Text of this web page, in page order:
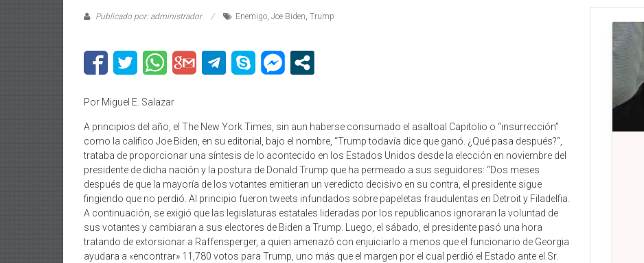
Publicado por: administrador Enemigo, Joe Biden, Trump
Por Miguel E. Salazar
A principios del año, el The New York Times, sin aun haberse consumado el asaltoal Capitolio o “insurrección”
como la califico Joe Biden, en su editorial, bajo el nombre, “Trump todavía dice que ganó. ¿Qué pasa después?“,
trataba de proporcionar una síntesis de lo acontecido en los Estados Unidos desde la elección en noviembre del
presidente de dicha nación y la postura de Donald Trump que ha permeado a sus seguidores: “Dos meses
después de que la mayoría de los votantes emitieran un veredicto decisivo en su contra, el presidente sigue
fingiendo que no perdió. Al principio fueron tweets infundados sobre papeletas fraudulentas en Detroit y Filadelfia.
A continuación, se exigió que las legislaturas estatales lideradas por los republicanos ignoraran la voluntad de
sus votantes y cambiaran a sus electores de Biden a Trump. Luego, el sábado, el presidente pasó una hora
tratando de extorsionar a Raffensperger, a quien amenazó con enjuiciarlo a menos que el funcionario de Georgia
ayudara a «encontrar» 11,780 votos para Trump, uno más que el margen por el cual perdió el Estado ante el Sr.